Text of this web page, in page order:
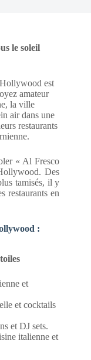
le soleil
est
amateur
la ville
air dans une
restaurants
« Al Fresco
Des
tamisés, il y
restaurants en
:
et
et cocktails
et DJ sets.
italienne et